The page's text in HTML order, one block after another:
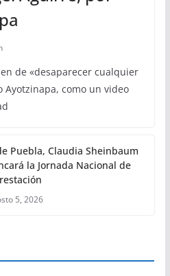
de «desaparecer cualquier
Ayotzinapa, como un video
Puebla, Claudia Sheinbaum
la Jornada Nacional de
5, 2026